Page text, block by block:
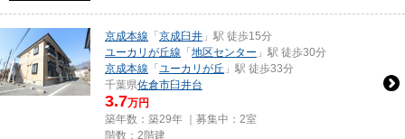
京成本線 「京成臼井 」駅 徒歩15分
ユーカリが丘線 「地区センター 」駅 徒歩30分
京成本線 「 ユーカリが丘 」駅 徒歩33分
千葉県佐倉市臼井台
3.7万円
築年数：築29年 ｜募集中： 2室
階数：2階建